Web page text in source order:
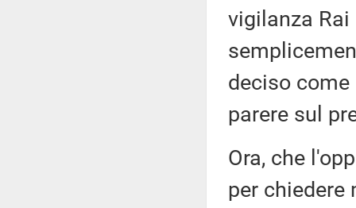
vigilanza
deciso
parere sul
Ora, che
per chiedere